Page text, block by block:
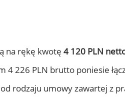
na rękę kwotę 4 120 PLN
4 226 PLN brutto poniesie
rodzaju umowy zawartej z